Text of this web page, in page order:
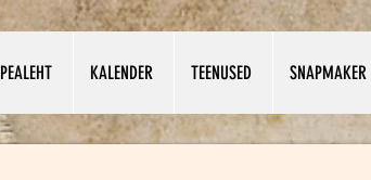
PEALEHT KALENDER TEENUSED SNAPMAKER